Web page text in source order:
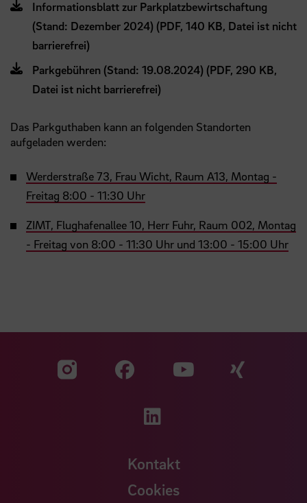
Informationsblatt zur Parkplatzbewirtschaftung
(Stand: Dezember 2024) (PDF, 140 KB, Datei ist nicht
barrierefrei)
Parkgebühren (Stand: 19.08.2024) (PDF, 290 KB,
Datei ist nicht barrierefrei)
Das Parkguthaben kann an folgenden Standorten
aufgeladen werden:
Werderstraße 73, Frau Wicht, Raum A13, Montag -
Freitag 8:00 - 11:30 Uhr
ZIMT, Flughafenallee 10, Herr Fuhr, Raum 002, Montag
- Freitag von 8:00 - 11:30 Uhr und 13:00 - 15:00 Uhr
Zu unserer Facebook
Zu
Zu unserer
Kontakt
Cookies